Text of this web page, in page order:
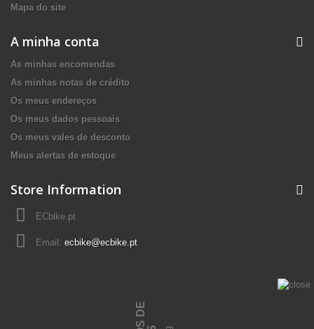
Mapa do site
A minha conta
As minhas encomendas
As minhas notas de crédito
Os meus endereços
Os meus dados pessoais
Os meus vales de desconto
Meus alertas de estoque
Store Information
ECbike.pt
Email: ecbike@ecbike.pt